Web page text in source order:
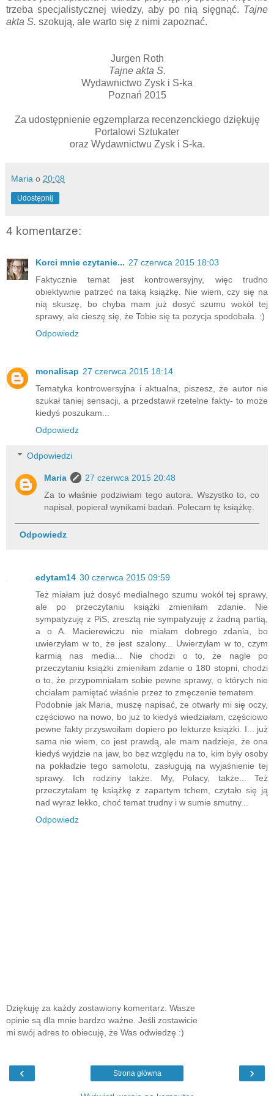
trzeba specjalistycznej wiedzy, aby po nią sięgnąć. Tajne
akta S. szokują, ale warto się z nimi zapoznać.
Jurgen Roth
Tajne akta S.
Wydawnictwo Zysk i S-ka
Poznań 2015
Za udostępnienie egzemplarza recenzenckiego dziękuję
Portalowi Sztukater
oraz Wydawnictwu Zysk i S-ka.
Maria o 20:08
Udostępnij
4 komentarze:
Korci mnie czytanie... 27 czerwca 2015 18:03
Faktycznie temat jest kontrowersyjny, więc trudno
obiektywnie patrzeć na taką książkę. Nie wiem, czy się na
nią skuszę, bo chyba mam już dosyć szumu wokół tej
sprawy, ale cieszę się, że Tobie się ta pozycja spodobała. :)
Odpowiedz
monalisap 27 czerwca 2015 18:14
Tematyka kontrowersyjna i aktualna, piszesz, że autor nie
szukał taniej sensacji, a przedstawił rzetelne fakty- to może
kiedyś poszukam...
Odpowiedz
Odpowiedzi
Maria
27 czerwca 2015 20:48
Za to właśnie podziwiam tego autora. Wszystko to, co
napisał, popierał wynikami badań. Polecam tę książkę.
Odpowiedz
edytam14 30 czerwca 2015 09:59
Też miałam już dosyć medialnego szumu wokół tej sprawy,
ale po przeczytaniu książki zmieniłam zdanie. Nie
sympatyzuję z PiS, zresztą nie sympatyzuję z żadną partią,
a o A. Macierewiczu nie miałam dobrego zdania, bo
uwierzyłam w to, że jest szalony... Uwierzyłam w to, czym
karmią nas media... Nie chodzi o to, że nagle po
przeczytaniu książki zmieniłam zdanie o 180 stopni, chodzi
o to, że przypomniałam sobie pewne sprawy, o których nie
chciałam pamiętać właśnie przez to zmęczenie tematem.
Podobnie jak Maria, muszę napisać, że otwarły mi się oczy,
częściowo na nowo, bo już to kiedyś wiedziałam, częściowo
pewne fakty przyswoiłam dopiero po lekturze książki. I... już
sama nie wiem, co jest prawdą, ale mam nadzieje, że ona
kiedyś wyjdzie na jaw, bo bez względu na to, kim były osoby
na pokładzie tego samolotu, zasługują na wyjaśnienie tej
sprawy. Ich rodziny także. My, Polacy, także... Też
przeczytałam tę książkę z zapartym tchem, czytało się ją
nad wyraz lekko, choć temat trudny i w sumie smutny...
Odpowiedz
Dziękuję za każdy zostawiony komentarz. Wasze
opinie są dla mnie bardzo ważne. Jeśli zostawicie
mi swój adres to obiecuję, że Was odwiedzę :)
‹ ›
Strona główna